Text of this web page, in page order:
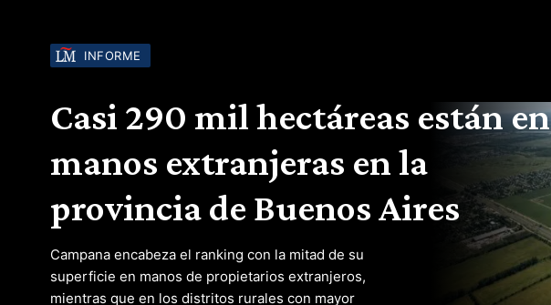
INFORME
Casi 290 mil hectáreas están en
manos extranjeras en la
provincia de Buenos Aires
Campana encabeza el ranking con la mitad de su
superficie en manos de propietarios extranjeros,
mientras que en los distritos rurales con mayor